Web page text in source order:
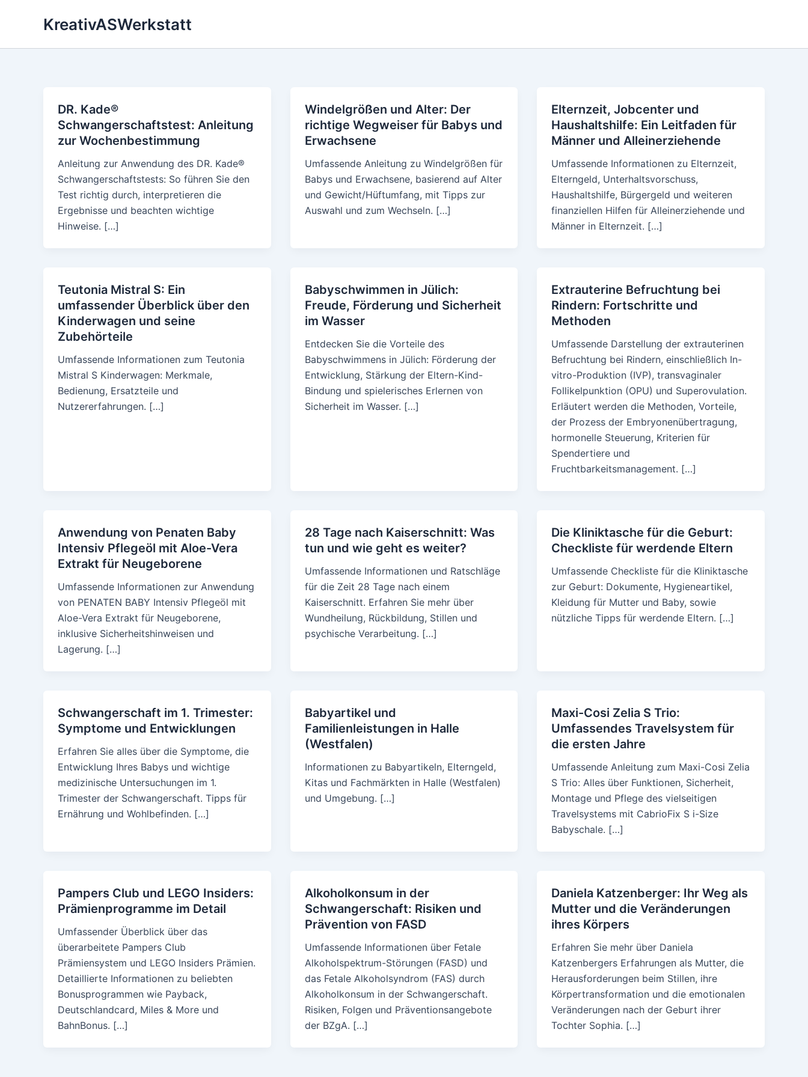
KreativASWerkstatt
DR. Kade®
Schwangerschaftstest: Anleitung
zur Wochenbestimmung
Anleitung zur Anwendung des DR. Kade®
Schwangerschaftstests: So führen Sie den
Test richtig durch, interpretieren die
Ergebnisse und beachten wichtige
Hinweise. […]
Windelgrößen und Alter: Der
richtige Wegweiser für Babys und
Erwachsene
Umfassende Anleitung zu Windelgrößen für
Babys und Erwachsene, basierend auf Alter
und Gewicht/Hüftumfang, mit Tipps zur
Auswahl und zum Wechseln. […]
Elternzeit, Jobcenter und
Haushaltshilfe: Ein Leitfaden für
Männer und Alleinerziehende
Umfassende Informationen zu Elternzeit,
Elterngeld, Unterhaltsvorschuss,
Haushaltshilfe, Bürgergeld und weiteren
finanziellen Hilfen für Alleinerziehende und
Männer in Elternzeit. […]
Teutonia Mistral S: Ein
umfassender Überblick über den
Kinderwagen und seine
Zubehörteile
Umfassende Informationen zum Teutonia
Mistral S Kinderwagen: Merkmale,
Bedienung, Ersatzteile und
Nutzererfahrungen. […]
Babyschwimmen in Jülich:
Freude, Förderung und Sicherheit
im Wasser
Entdecken Sie die Vorteile des
Babyschwimmens in Jülich: Förderung der
Entwicklung, Stärkung der Eltern-Kind-
Bindung und spielerisches Erlernen von
Sicherheit im Wasser. […]
Extrauterine Befruchtung bei
Rindern: Fortschritte und
Methoden
Umfassende Darstellung der extrauterinen
Befruchtung bei Rindern, einschließlich In-
vitro-Produktion (IVP), transvaginaler
Follikelpunktion (OPU) und Superovulation.
Erläutert werden die Methoden, Vorteile,
der Prozess der Embryonenübertragung,
hormonelle Steuerung, Kriterien für
Spendertiere und
Fruchtbarkeitsmanagement. […]
Anwendung von Penaten Baby
Intensiv Pflegeöl mit Aloe-Vera
Extrakt für Neugeborene
Umfassende Informationen zur Anwendung
von PENATEN BABY Intensiv Pflegeöl mit
Aloe-Vera Extrakt für Neugeborene,
inklusive Sicherheitshinweisen und
Lagerung. […]
28 Tage nach Kaiserschnitt: Was
tun und wie geht es weiter?
Umfassende Informationen und Ratschläge
für die Zeit 28 Tage nach einem
Kaiserschnitt. Erfahren Sie mehr über
Wundheilung, Rückbildung, Stillen und
psychische Verarbeitung. […]
Die Kliniktasche für die Geburt:
Checkliste für werdende Eltern
Umfassende Checkliste für die Kliniktasche
zur Geburt: Dokumente, Hygieneartikel,
Kleidung für Mutter und Baby, sowie
nützliche Tipps für werdende Eltern. […]
Schwangerschaft im 1. Trimester:
Symptome und Entwicklungen
Erfahren Sie alles über die Symptome, die
Entwicklung Ihres Babys und wichtige
medizinische Untersuchungen im 1.
Trimester der Schwangerschaft. Tipps für
Ernährung und Wohlbefinden. […]
Babyartikel und
Familienleistungen in Halle
(Westfalen)
Informationen zu Babyartikeln, Elterngeld,
Kitas und Fachmärkten in Halle (Westfalen)
und Umgebung. […]
Maxi-Cosi Zelia S Trio:
Umfassendes Travelsystem für
die ersten Jahre
Umfassende Anleitung zum Maxi-Cosi Zelia
S Trio: Alles über Funktionen, Sicherheit,
Montage und Pflege des vielseitigen
Travelsystems mit CabrioFix S i-Size
Babyschale. […]
Pampers Club und LEGO Insiders:
Prämienprogramme im Detail
Umfassender Überblick über das
überarbeitete Pampers Club
Prämiensystem und LEGO Insiders Prämien.
Detaillierte Informationen zu beliebten
Bonusprogrammen wie Payback,
Deutschlandcard, Miles & More und
BahnBonus. […]
Alkoholkonsum in der
Schwangerschaft: Risiken und
Prävention von FASD
Umfassende Informationen über Fetale
Alkoholspektrum-Störungen (FASD) und
das Fetale Alkoholsyndrom (FAS) durch
Alkoholkonsum in der Schwangerschaft.
Risiken, Folgen und Präventionsangebote
der BZgA. […]
Daniela Katzenberger: Ihr Weg als
Mutter und die Veränderungen
ihres Körpers
Erfahren Sie mehr über Daniela
Katzenbergers Erfahrungen als Mutter, die
Herausforderungen beim Stillen, ihre
Körpertransformation und die emotionalen
Veränderungen nach der Geburt ihrer
Tochter Sophia. […]